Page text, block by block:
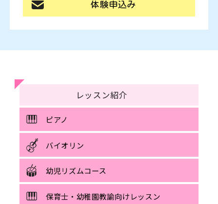
体験申込み
レッスン紹介
ピアノ
バイオリン
幼児リズムコース
保育士・幼稚園教諭向けレッスン